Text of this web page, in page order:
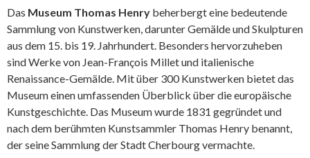
Das Museum Thomas Henry beherbergt eine bedeutende
Sammlung von Kunstwerken, darunter Gemälde und Skulpturen
aus dem 15. bis 19. Jahrhundert. Besonders hervorzuheben
sind Werke von Jean-François Millet und italienische
Renaissance-Gemälde. Mit über 300 Kunstwerken bietet das
Museum einen umfassenden Überblick über die europäische
Kunstgeschichte. Das Museum wurde 1831 gegründet und
nach dem berühmten Kunstsammler Thomas Henry benannt,
der seine Sammlung der Stadt Cherbourg vermachte.